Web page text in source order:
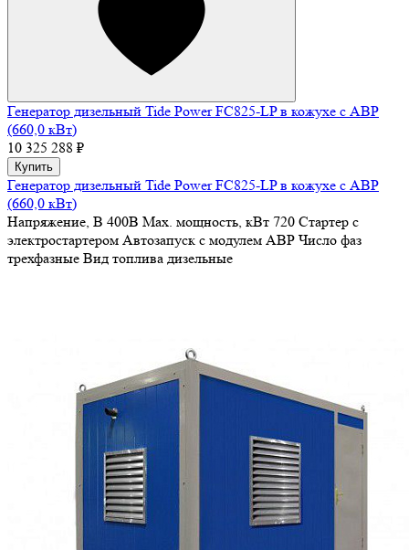
Генератор дизельный Tide Power FC825-LP в кожухе с АВР
(660,0 кВт)
10 325 288 ₽
Купить
Генератор дизельный Tide Power FC825-LP в кожухе с АВР
(660,0 кВт)
Напряжение, В 400В Max. мощность, кВт 720 Стартер с
электростартером Автозапуск с модулем АВР Число фаз
трехфазные Вид топлива дизельные